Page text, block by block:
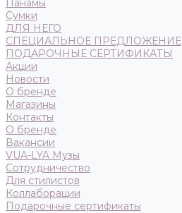
Панамы
Сумки
ДЛЯ НЕГО
СПЕЦИАЛЬНОЕ ПРЕДЛОЖЕНИЕ
ПОДАРОЧНЫЕ СЕРТИФИКАТЫ
Акции
Новости
О бренде
Магазины
Контакты
О бренде
Вакансии
VUA-LYA Музы
Сотрудничество
Для стилистов
Коллаборации
Подарочные сертификаты